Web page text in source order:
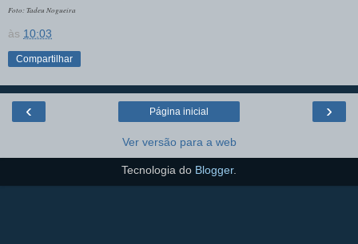
Foto: Tadeu Nogueira
às 10:03
Compartilhar
‹ ›
Página inicial
Ver versão para a web
Tecnologia do Blogger.